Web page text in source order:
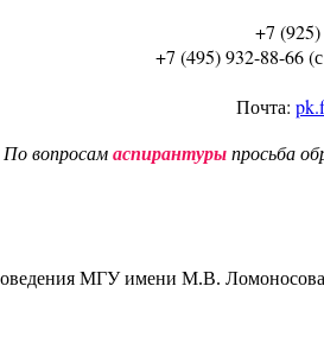
+7
+7 (495) 932-88-66
Почта:
По вопросамаспирантурыпросьба
МГУ имени М.В. Ломоносова